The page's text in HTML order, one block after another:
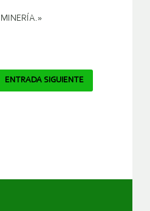
ENTRADA SIGUIENTE